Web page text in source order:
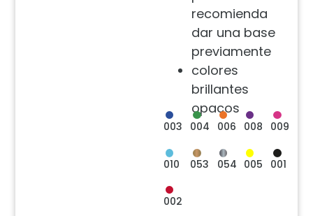
recomienda
dar una base
previamente
colores
brillantes
opacos
003 004 006 008 009
010 053 054 005 001
002